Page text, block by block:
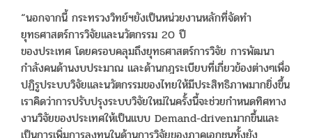
“นอกจากนี้ กระทรวงวิทย์ฯยังเป็นหน่วยงานหลักที่จัดทำ
ยุทธศาสตร์การวิจัยและนวัตกรรม 20 ปี
ของประเทศ โดยครอบคลุมถึงยุทธศาสตร์การวิจัย การพัฒนา
กำลังคนด้านงบประมาณ และด้านกฎระเบียบที่เกี่ยวข้องต่างๆเพื่อ
ปฏิรูประบบวิจัยและนวัตกรรมของไทยให้มีประสิทธิภาพมากยิ่งขึ้น
เราคิดว่าการปรับปรุงระบบวิจัยใหม่ในครั้งนี้จะช่วยกำหนดทิศทาง
งานวิจัยของประเทศให้เป็นแบบ Demand-drivenมากขึ้นและ